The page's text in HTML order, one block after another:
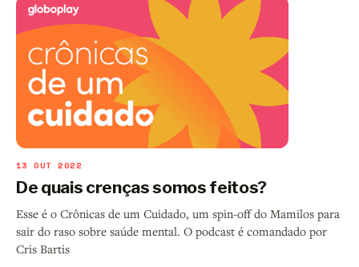
13 OUT 2022
De quais crenças somos feitos?
Esse é o Crônicas de um Cuidado, um spin-off do Mamilos para
sair do raso sobre saúde mental. O podcast é comandado por
Cris Bartis